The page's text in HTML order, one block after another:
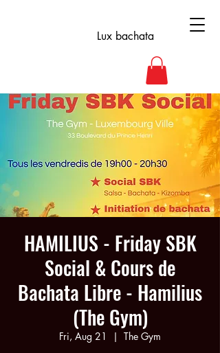
Lux bachata
HAMILIUS - Friday SBK
Social & Cours de
Bachata Libre - Hamilius
(The Gym)
Fri, Aug 21
  |
The Gym